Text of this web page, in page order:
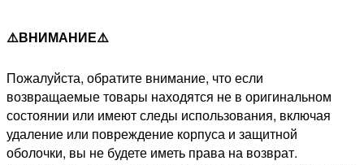
⚠️ВНИМАНИЕ⚠️
Пожалуйста, обратите внимание, что если
возвращаемые товары находятся не в оригинальном
состоянии или имеют следы использования, включая
удаление или повреждение корпуса и защитной
оболочки, вы не будете иметь права на возврат.